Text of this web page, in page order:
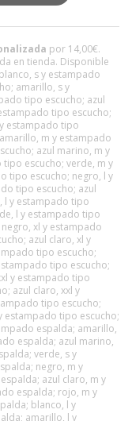
por 14,00€.
en tienda. Disponible
s y estampado
amarillo, s y
tipo escucho; azul
tipo escucho;
estampado tipo
m y estampado
azul marino, m y
escucho; verde, m y
tipo escucho; negro, l y
tipo escucho; azul
l y estampado tipo
l y estampado tipo
xl y estampado
azul claro, xl y
tipo escucho;
tipo escucho;
y estampado tipo
azul claro, xxl y
tipo escucho;
estampado tipo escucho;
espalda; amarillo,
espalda; azul marino,
verde, s y
negro, m y
azul claro, m y
espalda; rojo, m y
blanco, l y
amarillo, l y